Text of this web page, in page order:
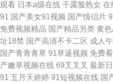
观看 日本a级在线 干露脸熟女 在
91 国产美女91视频 国产情侣片
免费视频精品 国产精品另类 黄色
址18禁 国产高清不卡二区 成人
国产青青青草 91草逼视频 免费
产嫩草视频在线 69叉叉叉 最新
91 五月天婷婷 91短视频在线 国